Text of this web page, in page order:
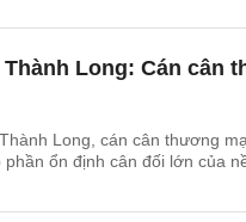
Long: Cán cân
Long, cán cân thương
ổn định cân đối lớn của